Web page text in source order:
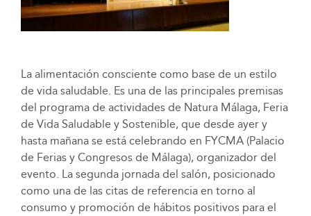
La alimentación consciente como base de un estilo
de vida saludable. Es una de las principales premisas
del programa de actividades de Natura Málaga, Feria
de Vida Saludable y Sostenible, que desde ayer y
hasta mañana se está celebrando en FYCMA (Palacio
de Ferias y Congresos de Málaga), organizador del
evento. La segunda jornada del salón, posicionado
como una de las citas de referencia en torno al
consumo y promoción de hábitos positivos para el